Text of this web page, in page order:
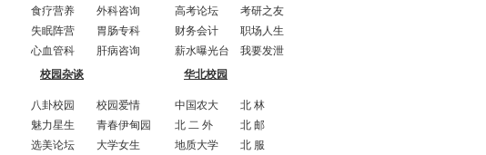
食疗营养
外科咨询
失眠阵营
胃肠专科
心血管科
肝病咨询
高考论坛
考研之友
财务会计
职场人生
薪水曝光台
我要发泄
校园杂谈
八卦校园
校园爱情
魅力星生
青春伊甸园
选美论坛
大学女生
华北校园
中国农大
北 林
北 二 外
北 邮
地质大学
北 服